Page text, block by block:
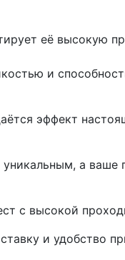
её высокую
и
эффект
а ваше
с высокой
и удобство